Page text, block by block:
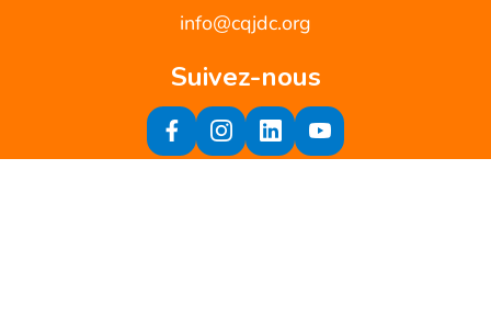
info@cqjdc.org
Suivez-nous